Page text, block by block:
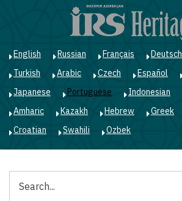
principal
English Russian Français Deutsch
Turkish
Arabic Czech Español
Japanese
Portuguese Indonesian
Amharic
Kazakh Hebrew Greek
Croatian
Swahili Ozbek